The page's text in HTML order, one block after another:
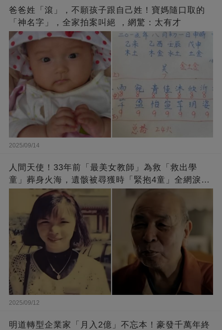
爸爸姓「滾」，不願孩子跟自己姓！寶媽隨口取的
「神名字」，全家拍案叫絕 ，網驚：太有才
2025/09/14
人間天使！33年前「最美女教師」為救「救出學
童」葬身火海，遺骸被尋獲時「緊抱4童」全網淚
崩：真正的英雄不該被遺忘
2025/09/12
明道轉型企業家「月入2億」不忘本！豪發千萬年終